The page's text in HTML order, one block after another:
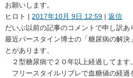
お願いします。
ヒロト | 2017年10月 9日 12:59 | 返信
だいぶ以前の記事のコメントで申し訳あ
最近バースタイン博士の「糖尿病の解決
とがあります。
２型糖尿病で２０年以上経過してます。
フリースタイルリブレで血糖値の経過